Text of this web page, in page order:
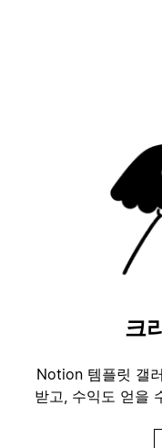
크
Notion 템플릿 갤
받고, 수익도 얻을